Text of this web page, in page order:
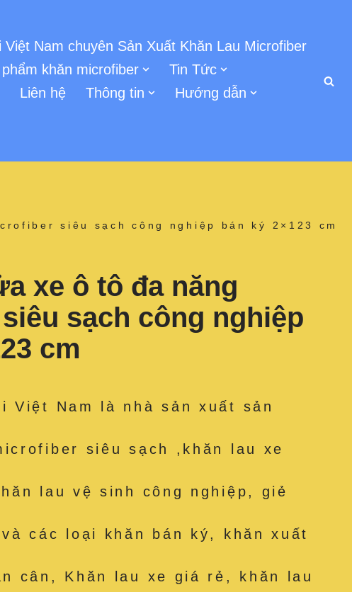
Việt Nam chuyên Sản Xuất Khăn Lau Microfiber
khăn microfiber
Tin Tức
Liên hệ Thông tin
Hướng dẫn
siêu sạch công nghiệp bán ký 2×123 cm
xe ô tô đa năng
sạch công nghiệp
cm
Việt Nam là nhà sản xuất sản
siêu sạch ,khăn lau xe
lau vệ sinh công nghiệp, giẻ
và các loại khăn bán ký, khăn xuất
cân, Khăn lau xe giá rẻ, khăn lau